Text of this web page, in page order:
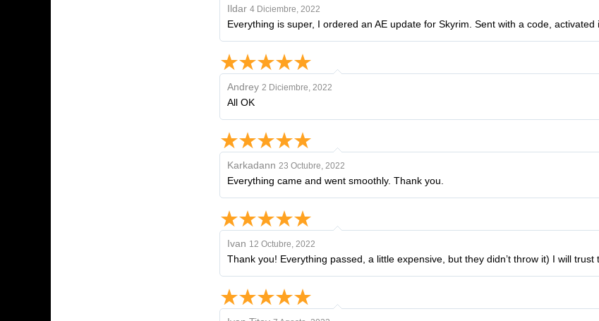
Ildar 4 Diciembre, 2022
Everything is super, I ordered an AE update for Skyrim. Sent with a code,
Andrey 2 Diciembre, 2022
All OK
Karkadann 23 Octubre, 2022
Everything came and went smoothly. Thank you.
Ivan 12 Octubre, 2022
Thank you! Everything passed, a little expensive, but they didn’t throw it) I will trust